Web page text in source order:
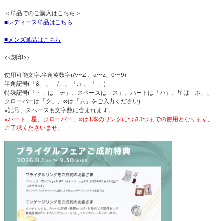
＜単品でのご購入はこちら＞
レディース単品はこちら
メンズ単品はこちら
<<刻印>>
使用可能文字:半角英数字(A〜Z 、a〜z、0〜9)
半角記号(「&」、「/」、「.」、「-」)
特殊記号(「・」は「テ」、スペースは「ス」、ハートは「ハ」、星は「ホ」、
クローバーは「ク」、∞は「ム」をご入力ください)
※記号、スペースも文字数に含まれます。
※ハート、星、クローバー、∞は1本のリングにつき3つまでの使用となります。
ご了承くださいませ。